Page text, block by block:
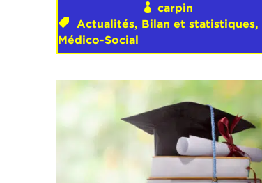
carpin
Actualités, Bilan et statistiques,
Médico-Social